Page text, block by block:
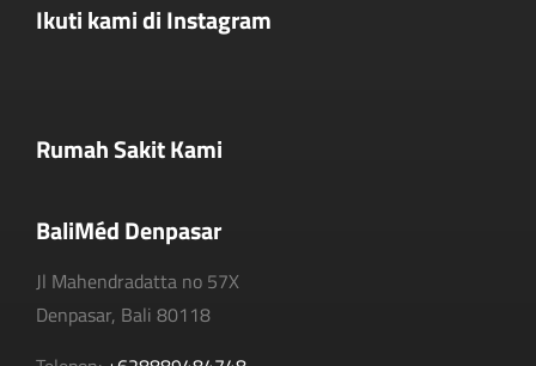
Ikuti kami di Instagram
Rumah Sakit Kami
BaliMéd Denpasar
Jl Mahendradatta no 57X
Denpasar, Bali 80118